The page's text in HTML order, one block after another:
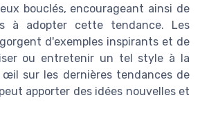
bouclés, encourageant ainsi de
à adopter cette tendance. Les
d'exemples inspirants et de
ou entretenir un tel style à la
œil sur les dernières tendances de
apporter des idées nouvelles et